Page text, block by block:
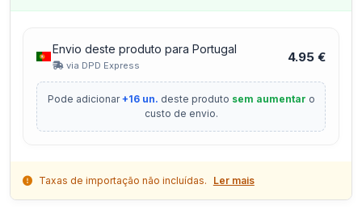
Envio deste produto para Portugal
via DPD Express
4.95 €
Pode adicionar+16 un. deste produto sem aumentar o
custo de envio.
Taxas de importação não incluídas. Ler mais